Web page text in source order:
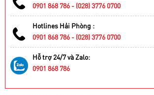
0901 868 786 - (028) 3776 0700
Hotlines Hải Phòng :
0901 868 786 - (028) 3776 0700
Hỗ trợ 24/7 và Zalo:
0901 868 786